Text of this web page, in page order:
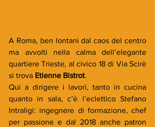
A Roma, ben lontani dal caos del centro
ma avvolti nella calma dell’elegante
quartiere Trieste, al civico 18 di Via Scirè
si trova Etienne Bistrot.
Qui a dirigere i lavori, tanto in cucina
quanto in sala, c’è l’eclettico Stefano
Intraligi: ingegnere di formazione, chef
per passione e dal 2018 anche patron